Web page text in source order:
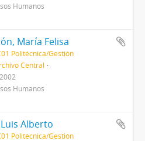
Humanos
María Felisa
Politécnica/Gestión
Central
Humanos
Alberto
Politécnica/Gestión